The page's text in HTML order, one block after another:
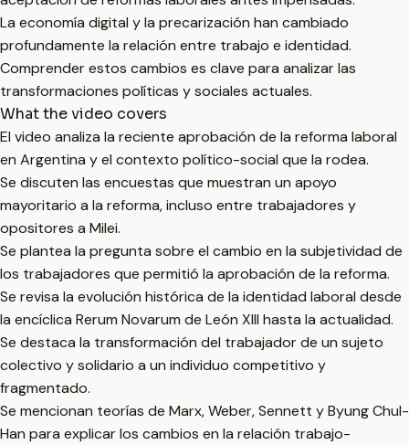
La economía digital y la precarización han cambiado
profundamente la relación entre trabajo e identidad.
Comprender estos cambios es clave para analizar las
transformaciones políticas y sociales actuales.
What the video covers
El video analiza la reciente aprobación de la reforma laboral
en Argentina y el contexto político-social que la rodea.
Se discuten las encuestas que muestran un apoyo
mayoritario a la reforma, incluso entre trabajadores y
opositores a Milei.
Se plantea la pregunta sobre el cambio en la subjetividad de
los trabajadores que permitió la aprobación de la reforma.
Se revisa la evolución histórica de la identidad laboral desde
la encíclica Rerum Novarum de León XIII hasta la actualidad.
Se destaca la transformación del trabajador de un sujeto
colectivo y solidario a un individuo competitivo y
fragmentado.
Se mencionan teorías de Marx, Weber, Sennett y Byung Chul-
Han para explicar los cambios en la relación trabajo-